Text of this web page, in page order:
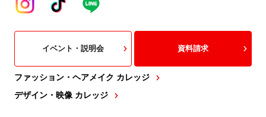
ファッション・ヘアメイク カレッジ
デザイン・映像 カレッジ
イベント・説明会 資料請求